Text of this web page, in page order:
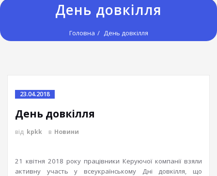
День довкілля
Головна День довкілля
23.04.2018
День довкілля
від kpkk в Новини
21 квітня 2018 року працівники Керуючої компанії взяли
активну участь у всеукраїнському Дні довкілля, що